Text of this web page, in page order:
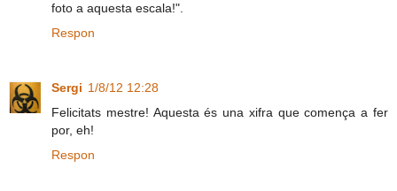
foto a aquesta escala!".
Respon
Sergi 1/8/12 12:28
Felicitats mestre! Aquesta és una xifra que comença a fer
por, eh!
Respon